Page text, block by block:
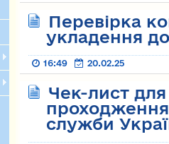
Перевірка
укладення
16:49 20.02.25
Чек-лист
служби